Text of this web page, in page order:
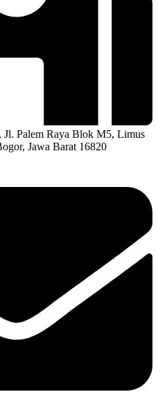
Jl. Palem Raya Blok M5, Limus
Jawa Barat 16820